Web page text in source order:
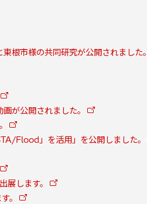
根市様の共同研究が公開されました。
が公開されました。
Flood」を活用」を公開しました。
します。
。